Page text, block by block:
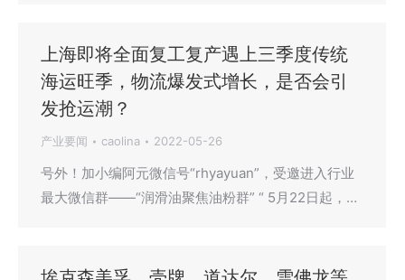
上海即将全面复工复产遇上三季度传统
海运旺季，物流爆发式增长，是否会引
发抢运潮？
产业要闻 caolina 2022-05-26
号外！加小编阿元微信号“rhyayuan”，受邀进入行业
最大微信群——“润滑油聚焦油粉群” “ 5月22日起，…